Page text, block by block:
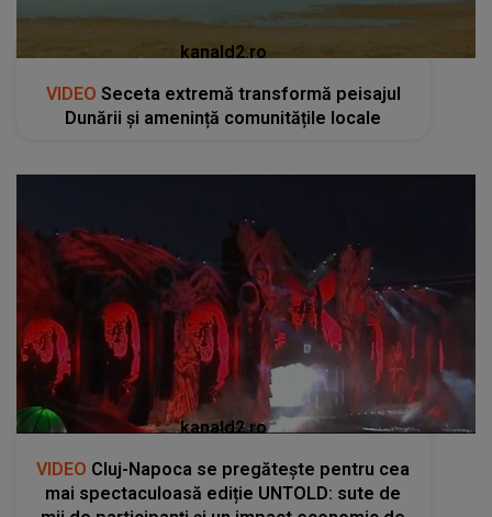
kanald2.ro
VIDEO Seceta extremă transformă peisajul
Dunării și amenință comunitățile locale
kanald2.ro
VIDEO Cluj-Napoca se pregătește pentru cea
mai spectaculoasă ediție UNTOLD: sute de